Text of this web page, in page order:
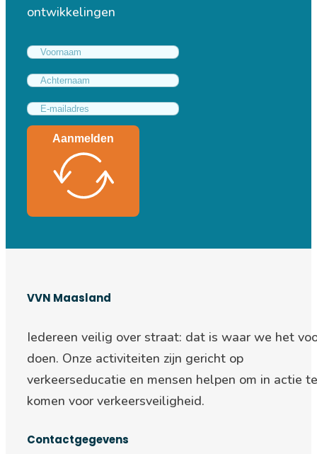
ontwikkelingen
Aanmelden
VVN Maasland
Iedereen veilig over straat: dat is waar we het
doen. Onze activiteiten zijn gericht op
verkeerseducatie en mensen helpen om in actie te
komen voor verkeersveiligheid.
Contactgegevens